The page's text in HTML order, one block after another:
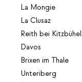
La Mongie
La Clusaz
Reith bei Kitzbühel
Davos
Brixen im Thale
Unteriberg